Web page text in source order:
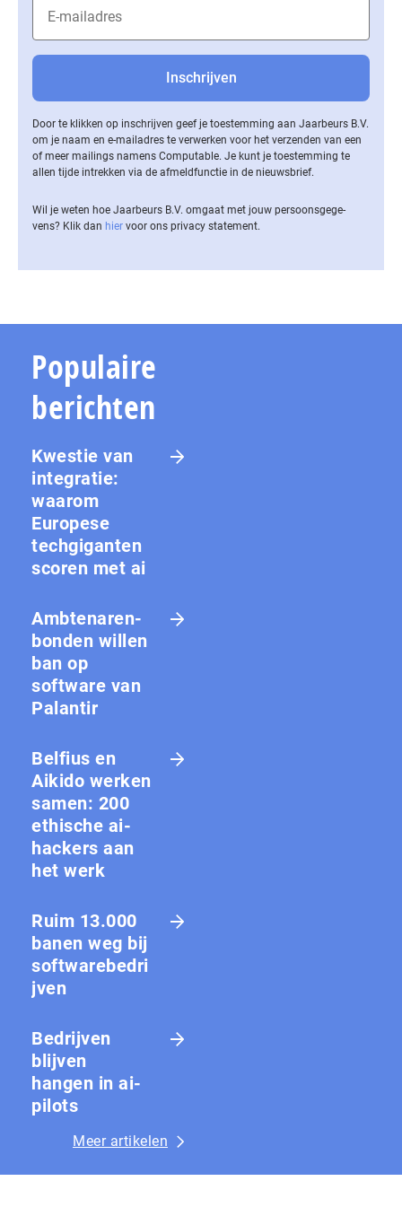
Door te klikken op inschrijven geef je toestemming aan Jaarbeurs B.V.
om je naam en e-mailadres te verwerken voor het verzenden van een
of meer mailings namens Computable. Je kunt je toestemming te
allen tijde intrekken via de af­meld­func­tie in de nieuwsbrief.
Wil je weten hoe Jaarbeurs B.V. omgaat met jouw per­soons­ge­ge­
vens? Klik dan hier voor ons privacy statement.
Populaire
berichten
Kwestie van
integratie:
waarom
Europese
techgiganten
scoren met ai
Amb­te­na­ren­
bon­den willen
ban op
software van
Palantir
Belfius en
Aikido werken
samen: 200
ethische ai-
hackers aan
het werk
Ruim 13.000
banen weg bij
softwarebedri
jven
Bedrijven
blijven
hangen in ai-
pilots
Meer artikelen